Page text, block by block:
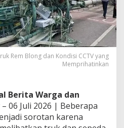
Rem Blong dan Kondisi CCTV yang
Memprihatinkan
Berita Warga dan
– 06 Juli 2026 | Beberapa
sorotan karena